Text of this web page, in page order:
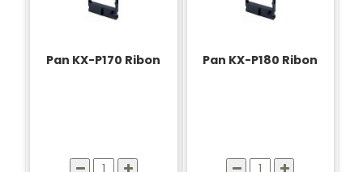
Pan KX-P170 Ribon Pan KX-P180 Ribon